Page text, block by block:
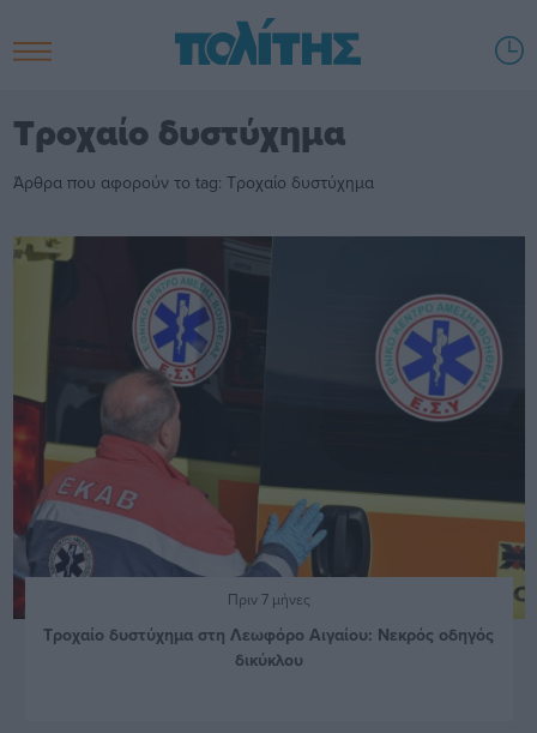
Τροχαίο δυστύχημα
Άρθρα που αφορούν το tag: Τροχαίο δυστύχημα
Πριν 7 μήνες
Τροχαίο δυστύχημα στη Λεωφόρο Αιγαίου: Νεκρός οδηγός
δικύκλου